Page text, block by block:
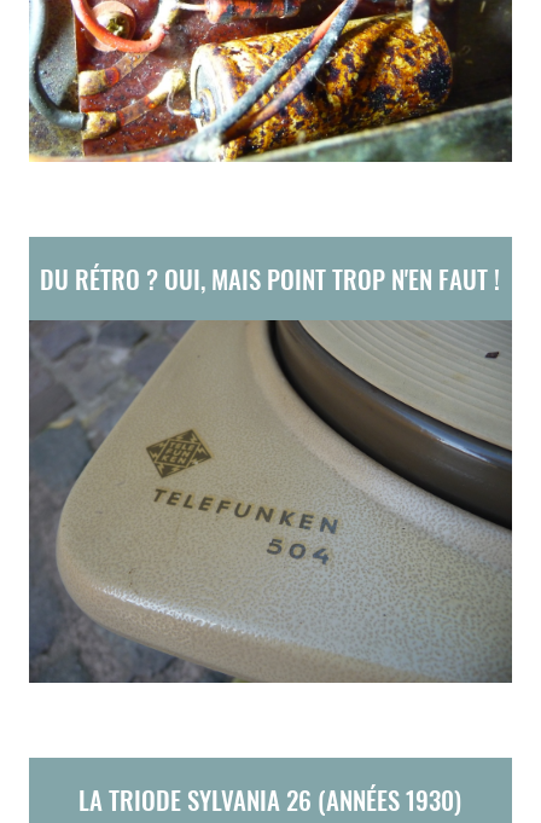
DU RÉTRO ? OUI, MAIS POINT TROP N'EN FAUT !
LA TRIODE SYLVANIA 26 (ANNÉES 1930)